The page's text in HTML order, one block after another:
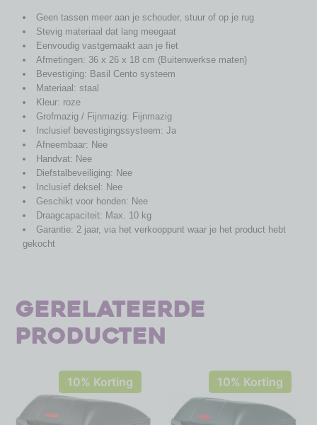
Geen tassen meer aan je schouder, stuur of op je rug
Stevig materiaal dat lang meegaat
Eenvoudig vastgemaakt aan je fiet
Afmetingen: 36 x 26 x 18 cm (Buitenwerkse maten)
Bevestiging: Basil Cento systeem
Materiaal: staal
Kleur: roze
Grofmazig / Fijnmazig: Fijnmazig
Inclusief bevestigingssysteem: Ja
Afneembaar: Nee
Handvat: Nee
Diefstalbeveiliging: Nee
Inclusief deksel: Nee
Geschikt voor honden: Nee
Draagcapaciteit: Max. 10 kg
Garantie: 2 jaar, via het verkooppunt waar je het product hebt
gekocht
Gerelateerde
producten
10% Korting 10% Korting